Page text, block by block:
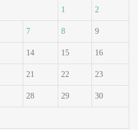
1 2
7 8 9
14 15 16
21 22 23
28 29 30